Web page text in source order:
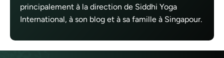
principalement à la direction de Siddhi Yoga
International, à son blog et à sa famille à Singapour.